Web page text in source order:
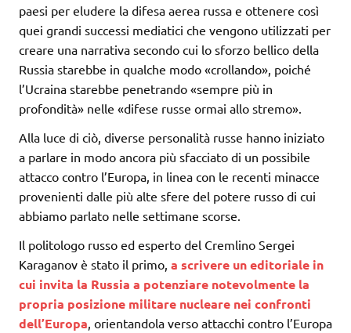
paesi per eludere la difesa aerea russa e ottenere così
quei grandi successi mediatici che vengono utilizzati per
creare una narrativa secondo cui lo sforzo bellico della
Russia starebbe in qualche modo «crollando», poiché
l’Ucraina starebbe penetrando «sempre più in
profondità» nelle «difese russe ormai allo stremo».
Alla luce di ciò, diverse personalità russe hanno iniziato
a parlare in modo ancora più sfacciato di un possibile
attacco contro l’Europa, in linea con le recenti minacce
provenienti dalle più alte sfere del potere russo di cui
abbiamo parlato nelle settimane scorse.
Il politologo russo ed esperto del Cremlino Sergei
Karaganov è stato il primo, a scrivere un editoriale in
cui invita la Russia a potenziare notevolmente la
propria posizione militare nucleare nei confronti
dell’Europa, orientandola verso attacchi contro l’Europa